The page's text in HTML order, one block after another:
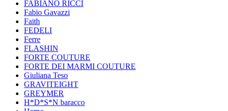
FABIANO RICCI
Fabio Gavazzi
Faith
FEDELI
Ferre
FLASHIN
FORTE COUTURE
FORTE DEI MARMI COUTURE
Giuliana Teso
GRAVITEIGHT
GREYMER
H*D*S*N baracco